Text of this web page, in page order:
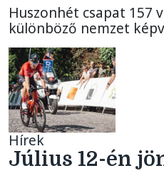
Huszonhét csapat 157
különböző nemzet
Hírek
Július 12-én